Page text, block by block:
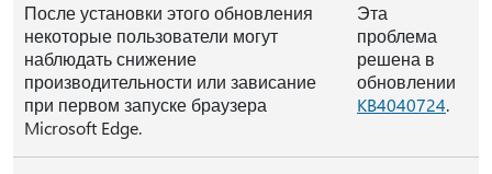
После установки этого обновления
некоторые пользователи могут
наблюдать снижение
производительности или зависание
при первом запуске браузера
Microsoft Edge.
Эта
проблема
решена в
обновлении
KB4040724.